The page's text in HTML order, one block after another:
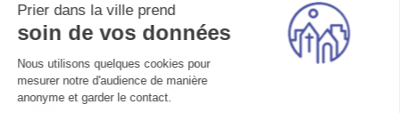
Prier dans la ville prend
soin de vos données
Nous utilisons quelques cookies pour
mesurer notre d'audience de manière
anonyme et garder le contact.